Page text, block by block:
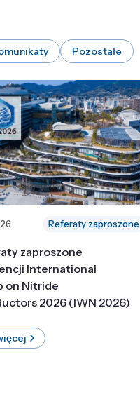
Pozostałe
Referaty zaproszone
zaproszone
International
on Nitride
2026 (IWN 2026)